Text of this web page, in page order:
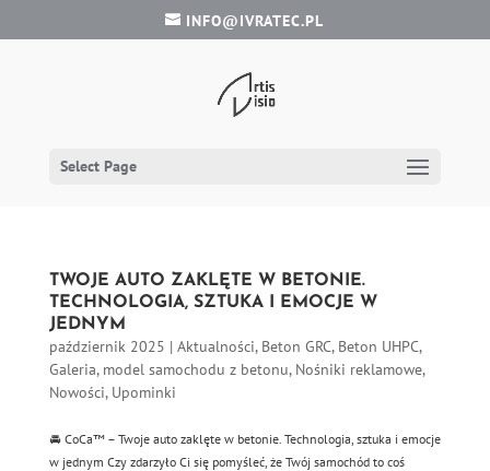
INFO@IVRATEC.PL
Select Page
TWOJE AUTO ZAKLĘTE W BETONIE.
TECHNOLOGIA, SZTUKA I EMOCJE W
JEDNYM
październik 2025 | Aktualności, Beton GRC, Beton UHPC,
Galeria, model samochodu z betonu, Nośniki reklamowe,
Nowości, Upominki
🚘 CoCa™ – Twoje auto zaklęte w betonie. Technologia, sztuka i emocje
w jednym Czy zdarzyło Ci się pomyśleć, że Twój samochód to coś